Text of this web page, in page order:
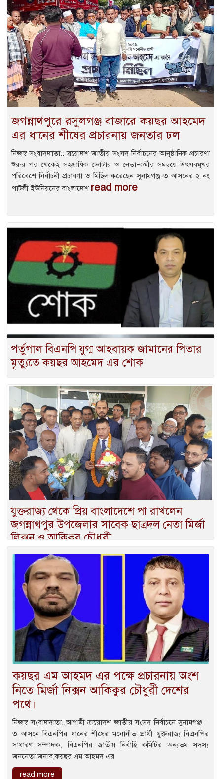
জগন্নাথপুরে রসুলগঞ্জ বাজারে কয়ছর আহমেদ
এর ধানের শীষের প্রচারনায় জনতার ঢল
নিজস্ব সংবাদদাতা:: ত্রয়োদশ জাতীয় সংসদ নির্বাচনের আনুষ্ঠানিক প্রচারণা
শুরুর পর থেকেই সহস্রাধিক ভোটার ও নেতা-কর্মীর সমন্বয়ে উৎসবমুখর
পরিবেশে নির্বাচনী প্রচারণা ও মিছিল করেছেন সুনামগঞ্জ-৩ আসনের ২ নং
পাটলী ইউনিয়নের বাংলাদেশ read more
পর্তুগাল বিএনপি যুগ্ম আহবায়ক জামানের পিতার
মৃত্যুতে কয়ছর আহমেদ এর শোক
যুক্তরাজ্য থেকে প্রিয় বাংলাদেশে পা রাখলেন
জগন্নাথপুর উপজেলার সাবেক ছাত্রদল নেতা মির্জা
লিক্সন ও আকিকুর চৌধুরী
কয়ছর এম আহমদ এর পক্ষে প্রচারনায় অংশ
নিতে মির্জা নিক্সন আকিকুর চৌধুরী দেশের
পথে।
নিজস্ব সংবাদদাতা::আগামী ক্রয়োদশ জাতীয় সংসদ নির্বাচনে সুনামগঞ্জ –
৩ আসনে বিএনপির ধানের শীষের মনোনীত প্রার্থী যুক্তরাজ্য বিএনপির
সাধারণ সম্পাদক, বিএনপির জাতীয় নির্বাহি কমিটির অন্যতম সদস্য
জননেতা জনাব,কয়ছর এম আহমদ এর
read more